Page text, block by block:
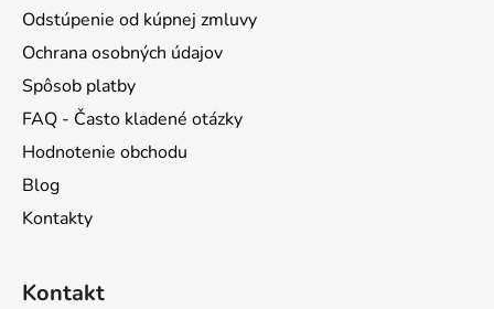
Odstúpenie od kúpnej zmluvy
Ochrana osobných údajov
Spôsob platby
FAQ - Často kladené otázky
Hodnotenie obchodu
Blog
Kontakty
Kontakt